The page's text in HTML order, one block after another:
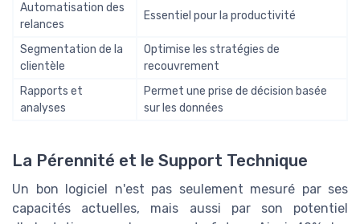
Automatisation des
relances
Essentiel pour la productivité
Segmentation de la
clientèle
Optimise les stratégies de
recouvrement
Rapports et
analyses
Permet une prise de décision basée
sur les données
La Pérennité et le Support Technique
Un bon logiciel n'est pas seulement mesuré par ses
capacités actuelles, mais aussi par son potentiel